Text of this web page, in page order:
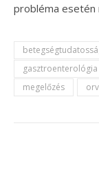
probléma esetén
gasztroenterológia
megelőzés